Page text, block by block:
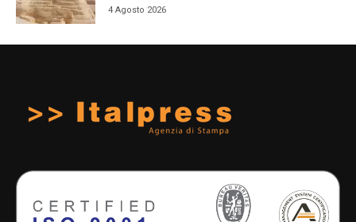
4 Agosto 2026